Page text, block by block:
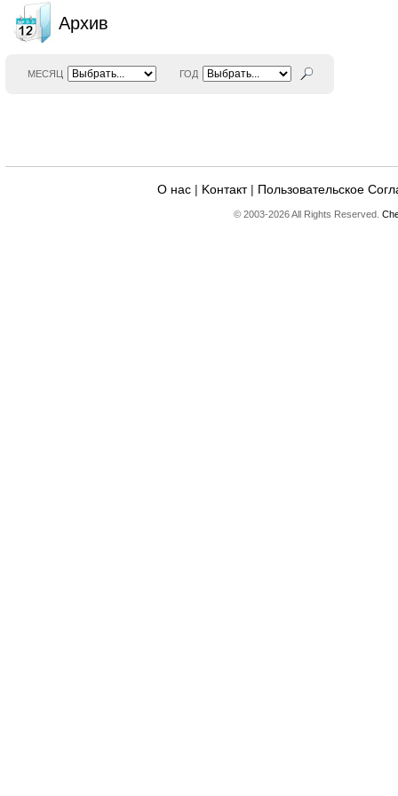
Архив
МЕСЯЦ ГОД
О нас | Kонтакт| Пользовательское
© 2003-2026 All Rights Reserved.